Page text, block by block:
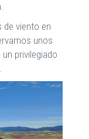
de viento en
unos
privilegiado